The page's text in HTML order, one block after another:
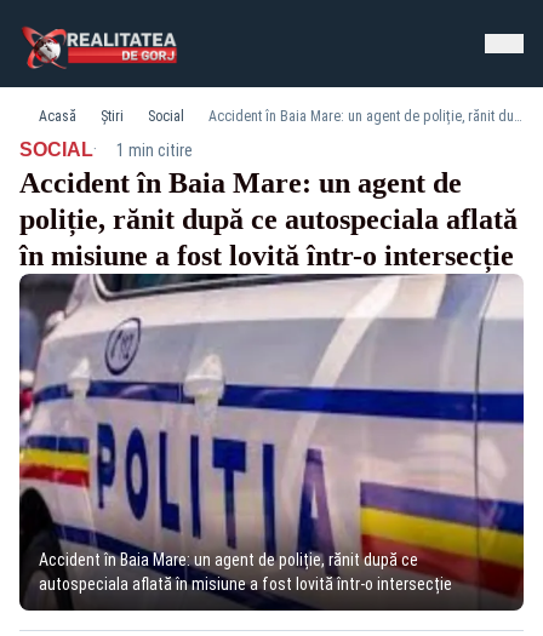
Acasă Știri Social Accident în Baia Mare: un agent de poliție, rănit după ce autospeciala aflată în misiune a fost lovită într-o intersecție
SOCIAL· 1 min citire
Accident în Baia Mare: un agent de
poliție, rănit după ce autospeciala aflată
în misiune a fost lovită într-o intersecție
Accident în Baia Mare: un agent de poliție, rănit după ce
autospeciala aflată în misiune a fost lovită într-o intersecție